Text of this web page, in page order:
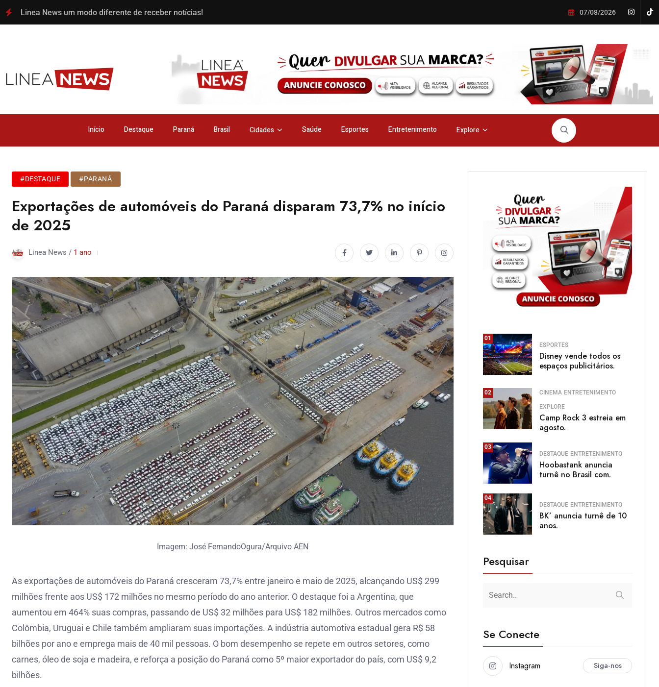
Linea News um modo diferente de receber notícias! 07/08/2026
Início Destaque Paraná Brasil Cidades Saúde Esportes Entretenimento Explore
#DESTAQUE #PARANÁ
Exportações de automóveis do Paraná disparam 73,7% no início
de 2025
Linea News / 1 ano
Imagem: José FernandoOgura/Arquivo AEN
As exportações de automóveis do Paraná cresceram 73,7% entre janeiro e maio de 2025, alcançando US$ 299
milhões frente aos US$ 172 milhões no mesmo período do ano anterior. O destaque foi a Argentina, que
aumentou em 464% suas compras, passando de US$ 32 milhões para US$ 182 milhões. Outros mercados como
Colômbia, Uruguai e Chile também ampliaram suas importações. A indústria automotiva estadual gera R$ 58
bilhões por ano e emprega mais de 40 mil pessoas. O bom desempenho se repete em outros setores, como
carnes, óleo de soja e madeira, e reforça a posição do Paraná como 5º maior exportador do país, com US$ 9,2
bilhões.
01
ESPORTES
Disney vende todos os
espaços publicitários.
02 CINEMA ENTRETENIMENTO
EXPLORE
Camp Rock 3 estreia em
agosto.
03
DESTAQUE ENTRETENIMENTO
Hoobastank anuncia
turnê no Brasil com.
04
DESTAQUE ENTRETENIMENTO
BK’ anuncia turnê de 10
anos.
Pesquisar
Se Conecte
Instagram Siga-nos